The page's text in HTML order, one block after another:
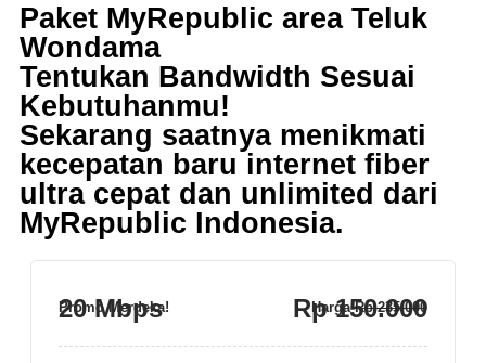
Paket MyRepublic area Teluk
Wondama
Tentukan Bandwidth Sesuai
Kebutuhanmu!
Sekarang saatnya menikmati
kecepatan baru internet fiber
ultra cepat dan unlimited dari
MyRepublic Indonesia.
Promo Merdeka!
20 Mbps HargaRp 235.000
Rp 150.000